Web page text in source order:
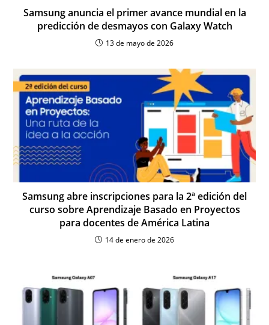
Samsung anuncia el primer avance mundial en la
predicción de desmayos con Galaxy Watch
13 de mayo de 2026
Samsung abre inscripciones para la 2ª edición del
curso sobre Aprendizaje Basado en Proyectos
para docentes de América Latina
14 de enero de 2026